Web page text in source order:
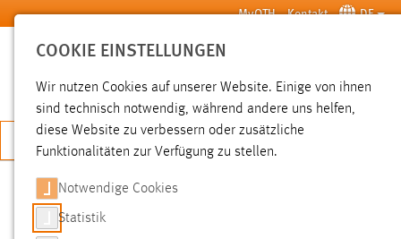
Zum Hauptinhalt springen MyOTH Kontakt DE
SUCHE
JETZT BEWERBEN
SUCHE
COOKIE EINSTELLUNGEN
Wir nutzen Cookies auf unserer Website. Einige von ihnen
sind technisch notwendig, während andere uns helfen,
diese Website zu verbessern oder zusätzliche
Funktionalitäten zur Verfügung zu stellen.
Notwendige Cookies
Statistik